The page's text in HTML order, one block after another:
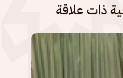
ذات علاقة